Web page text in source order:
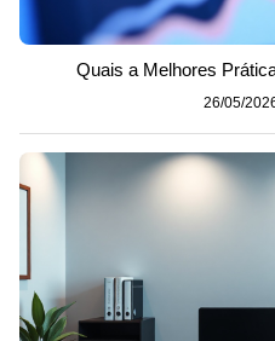
Quais a Melhores
26/05/